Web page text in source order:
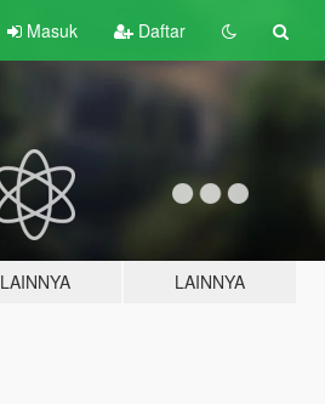
Masuk Daftar
LAINNYA LAINNYA